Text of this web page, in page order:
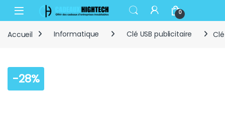
Skip to navigation
Skip to content
Open 0
Accueil Informatique Clé USB publicitaire
-28%